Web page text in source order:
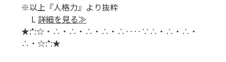
※以上『人格力』より抜粋
L 詳細を見る≫
★:*:☆・∴・∴・∴・∴・∴‥‥∵∴・∴・∴・
∴・☆:*:★